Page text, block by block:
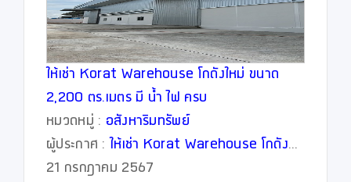
ให้เช่า Korat Warehouse โกดังใหม่ ขนาด
2,200 ตร.เมตร มี น้ำ ไฟ ครบ
หมวดหมู่ : อสังหาริมทรัพย์
ผู้ประกาศ : ให้เช่า Korat Warehouse โกดัง
ใหม่ ขนาด 2,200 ตร.เมตร มี น้ำ ไฟ ครบ
21 กรกฎาคม 2567